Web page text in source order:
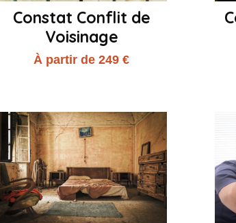
Constat Conflit de
Voisinage
À partir de 249 €